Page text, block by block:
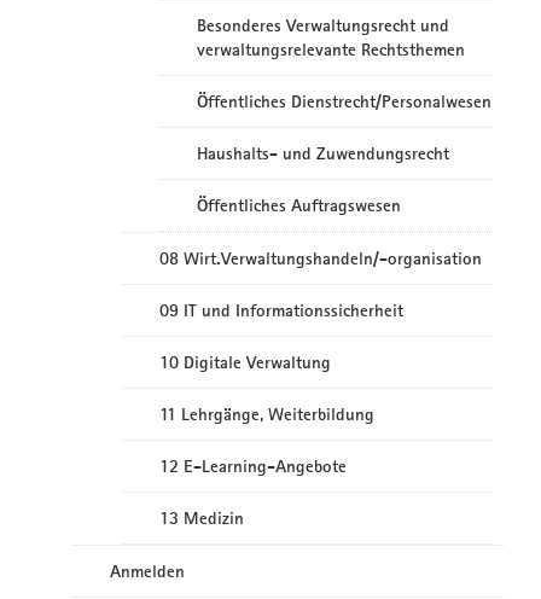
Besonderes Verwaltungsrecht und
verwaltungsrelevante Rechtsthemen
Öffentliches Dienstrecht/Personalwesen
Haushalts- und Zuwendungsrecht
Öffentliches Auftragswesen
08 Wirt.Verwaltungshandeln/-organisation
09 IT und Informationssicherheit
10 Digitale Verwaltung
11 Lehrgänge, Weiterbildung
12 E-Learning-Angebote
13 Medizin
Anmelden